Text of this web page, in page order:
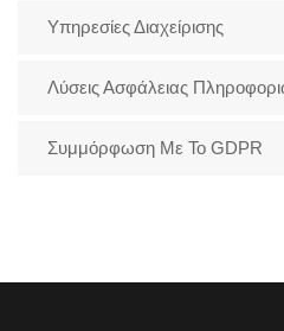
Υπηρεσίες Διαχείρισης
Λύσεις Ασφάλειας
Συμμόρφωση Με Το GDPR